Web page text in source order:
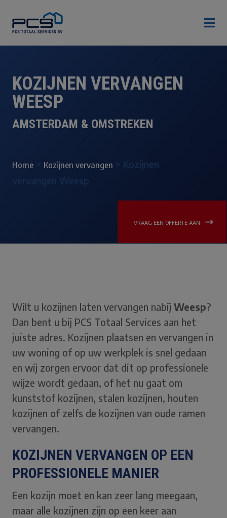

KOZIJNEN VERVANGEN
WEESP
AMSTERDAM & OMSTREKEN
Home Kozijnen vervangen > Kozijnen
vervangen Weesp
VRAAG EEN OFFERTE AAN
Wilt u kozijnen laten vervangen nabij Weesp?
Dan bent u bij PCS Totaal Services aan het
juiste adres. Kozijnen plaatsen en vervangen in
uw woning of op uw werkplek is snel gedaan
en wij zorgen ervoor dat dit op professionele
wijze wordt gedaan, of het nu gaat om
kunststof kozijnen, stalen kozijnen, houten
kozijnen of zelfs de kozijnen van oude ramen
vervangen.
KOZIJNEN VERVANGEN OP EEN
PROFESSIONELE MANIER
Een kozijn moet en kan zeer lang meegaan,
maar alle kozijnen zijn op een keer aan